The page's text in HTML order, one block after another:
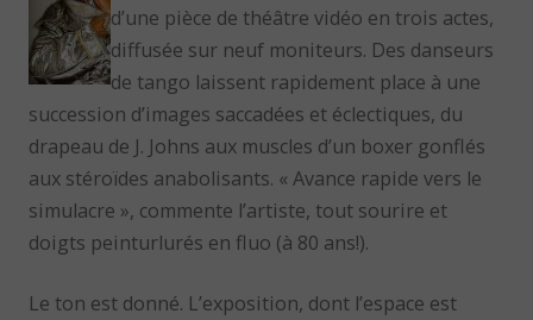
d’une pièce de théâtre vidéo en trois actes,
diffusée sur neuf moniteurs. Des danseurs
de tango laissent rapidement place à une
succession d’images saccadées et éclectiques, du
drapeau de J. Johns aux muscles d’un boxer gonflés
aux stéroïdes anabolisants. « Avance rapide vers le
simulacre », commente l’artiste, tout sourire et
doigts peinturlurés en fluo (à 80 ans!).
Le ton est donné. L’exposition, dont l’espace est